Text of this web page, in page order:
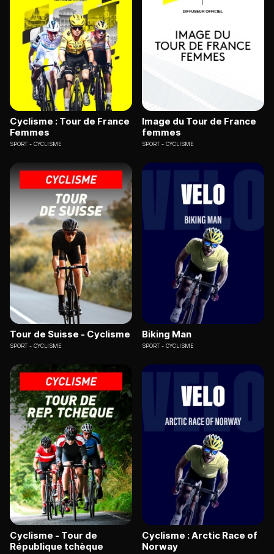
Cyclisme : Tour de France
Femmes
SPORT CYCLISME
Image du Tour de France
femmes
SPORT CYCLISME
Tour de Suisse - Cyclisme
SPORT CYCLISME
Biking Man
SPORT CYCLISME
Cyclisme - Tour de
République tchèque
Cyclisme : Arctic Race of
Norway